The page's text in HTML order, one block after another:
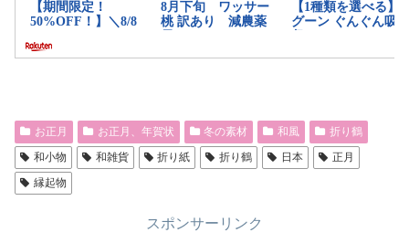
お正月 お正月、年賀状 冬の素材 和風
折り鶴
和小物
和雑貨 折り紙 折り鶴 日本
正月
縁起物
スポンサーリンク